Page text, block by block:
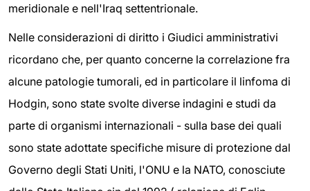
meridionale e nell'Iraq settentrionale.
Nelle considerazioni di diritto i Giudici amministrativi
ricordano che, per quanto concerne la correlazione fra
alcune patologie tumorali, ed in particolare il linfoma di
Hodgin, sono state svolte diverse indagini e studi da
parte di organismi internazionali - sulla base dei quali
sono state adottate specifiche misure di protezione dal
Governo degli Stati Uniti, l'ONU e la NATO, conosciute